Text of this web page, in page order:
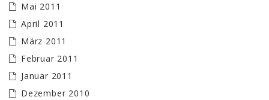
Mai 2011
April 2011
März 2011
Februar 2011
Januar 2011
Dezember 2010